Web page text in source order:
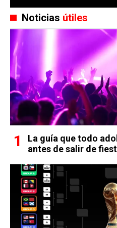
Noticias útiles
La guía que todo
antes de salir de